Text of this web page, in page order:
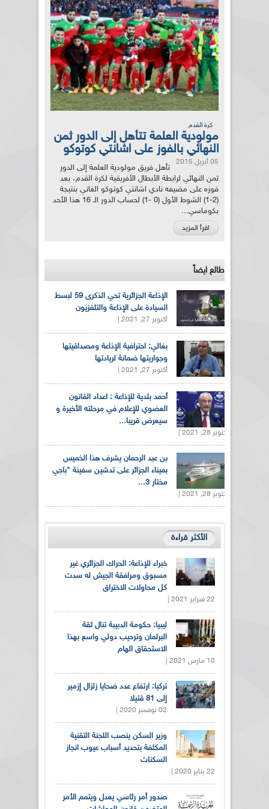
كرة القدم
مولودية العلمة تتأهل إلى الدور ثمن
النهائي بالفوز على اشانتي كوتوكو
05 أبريل 2015
تأهل فريق مولودية العلمة إلى الدور
ثمن النهائي لرابطة الأبطال الأفريقية لكرة القدم، بعد
فوزه على مضيفه نادي اشانتي كوتوكو الغاني بنتيجة
(2-1) الشوط الأول (0 -1) لحساب الدور الـ 16 هذا الأحد
بكوماسي...
اقرأ المزيد
طالع ايضاً
الإذاعة الجزائرية تحي الذكرى 59 لبسط
السيادة على الإذاعة والتلفزيون
أكتوبر 27, 2021 |
بغالي: احترافية الإذاعة ومصداقيتها
وجواريتها ضمانة لريادتها
أكتوبر 27, 2021 |
أحمد بلدية للإذاعة : اعداد القانون
العضوي للإعلام في مرحلته الأخيرة و
سيعرض قريبا...
أكتوبر 28, 2021 |
بن عبد الرحمان يشرف هذا الخميس
بميناء الجزائر على تدشين سفينة "باجي
مختار 3...
أكتوبر 28, 2021 |
الأكثر قراءة
خبراء للإذاعة: الحراك الجزائري غير
مسبوق ومرافقة الجيش له سدت
كل محاولات الاختراق
22 فبراير 2021 |
ليبيا: حكومة الدبيبة تنال ثقة
البرلمان وترحيب دولي واسع بهذا
الاستحقاق الهام
10 مارس 2021 |
تركيا: ارتفاع عدد ضحايا زلزال إزمير
إلى 81 قتيلا
02 نوفمبر 2020 |
وزير السكن ينصب اللجنة التقنية
المكلفة بتحديد أسباب عيوب انجاز
السكنات
22 يناير 2020 |
صدور أمر رئاسي يعدل ويتمم الأمر